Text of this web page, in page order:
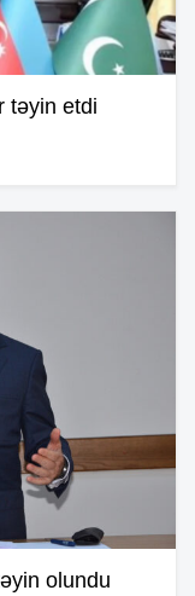
təyin etdi
olundu